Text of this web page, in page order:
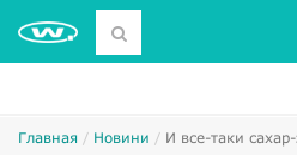
Главная Новини И все-таки